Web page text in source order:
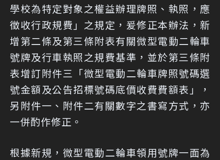
學校為特定對象之權益辦理牌照、執照，應
徵收行政規費」之規定，爰修正本辦法，新
增第二條及第三條附表有關微型電動二輪車
號牌及行車執照之規費基準，並於第三條附
表增訂附件三「微型電動二輪車牌照號碼選
號金額及公告招標號碼底價收費費額表」，
另附件一、附件二有關數字之書寫方式，亦
一併酌作修正。
根據新規，微型電動二輪車領用號牌一面為